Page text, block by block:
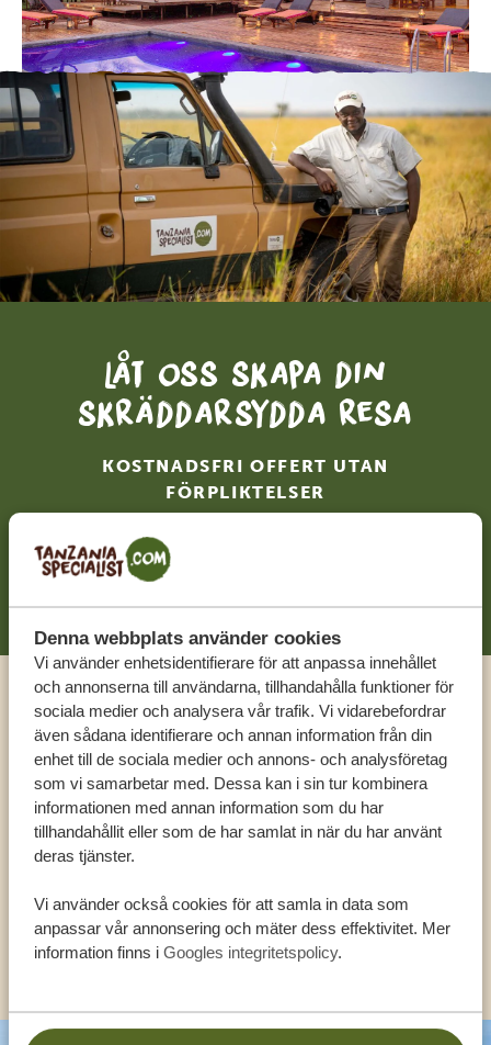
Denna webbplats använder cookies
Vi använder enhetsidentifierare för att anpassa innehållet
och annonserna till användarna, tillhandahålla funktioner för
sociala medier och analysera vår trafik. Vi vidarebefordrar
även sådana identifierare och annan information från din
enhet till de sociala medier och annons- och analysföretag
som vi samarbetar med. Dessa kan i sin tur kombinera
informationen med annan information som du har
tillhandahållit eller som de har samlat in när du har använt
deras tjänster.
Vi använder också cookies för att samla in data som
anpassar vår annonsering och mäter dess effektivitet. Mer
information finns i Googles integritetspolicy.
Låt oss skapa din
skräddarsydda resa
KOSTNADSFRI OFFERT UTAN
FÖRPLIKTELSER
BÖRJA PLANERA DIN RESA
Ring en expert
FÅ PERSONLIG RÅDGIVNING FRÅN VÅRA
EXPERTER
KONTAKT